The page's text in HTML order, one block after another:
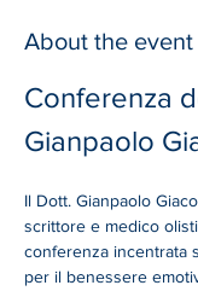
About the event
Conferenza
Gianpaolo
Il Dott. Gianpaolo
scrittore e medico
conferenza incentrata
per il benessere